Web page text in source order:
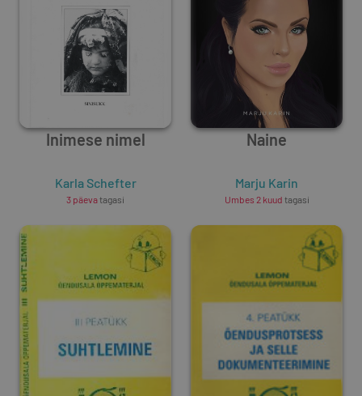
Inimese nimel
Karla Schefter
3 päevatagasi
Naine
Marju Karin
Umbes 2 kuud tagasi